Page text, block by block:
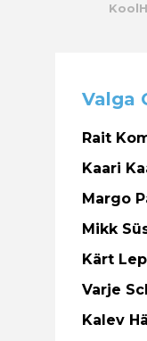
Kool
Valga
Rait
Kaari
Margo
Mikk
Kärt
Varje
Kalev